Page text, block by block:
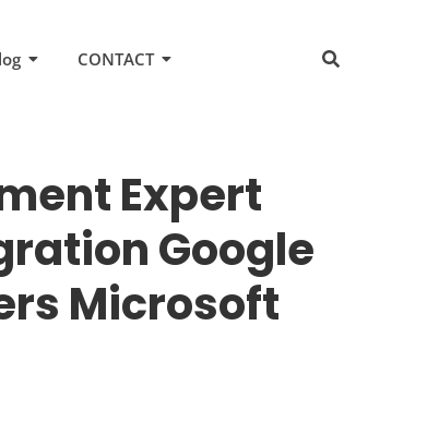
CONTACT
Expert
Google
Microsoft